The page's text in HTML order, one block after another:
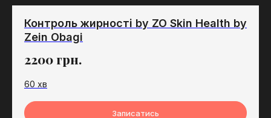
Контроль жирності by ZO Skin Health by
Zein Obagi
2200 грн.
60 хв
Записатись